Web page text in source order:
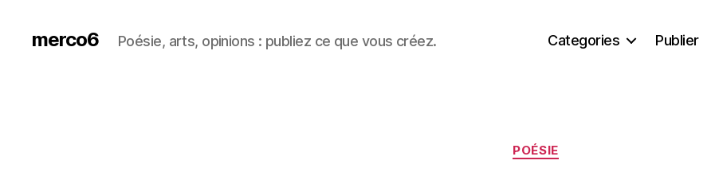
merco6 Poésie, arts, opinions : publiez ce que vous créez. Categories Publier
Categories
POÉSIE